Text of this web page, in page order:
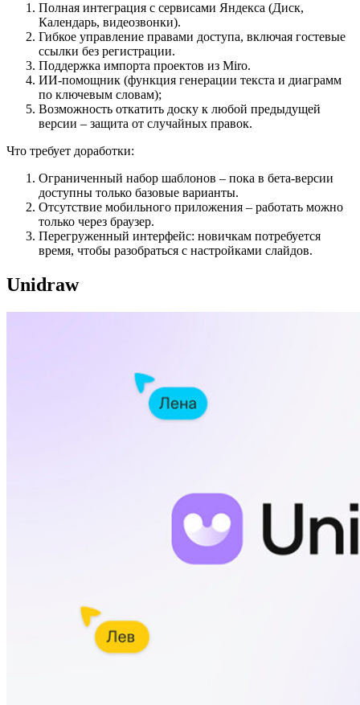
Полная интеграция с сервисами Яндекса (Диск,
Календарь, видеозвонки).
Гибкое управление правами доступа, включая гостевые
ссылки без регистрации.
Поддержка импорта проектов из Miro.
ИИ-помощник (функция генерации текста и диаграмм
по ключевым словам);
Возможность откатить доску к любой предыдущей
версии – защита от случайных правок.
Что требует доработки:
Ограниченный набор шаблонов – пока в бета-версии
доступны только базовые варианты.
Отсутствие мобильного приложения – работать можно
только через браузер.
Перегруженный интерфейс: новичкам потребуется
время, чтобы разобраться с настройками слайдов.
Unidraw